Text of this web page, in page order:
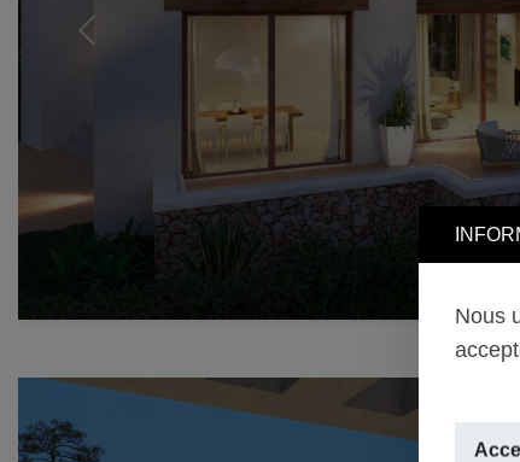
Nous
Previous